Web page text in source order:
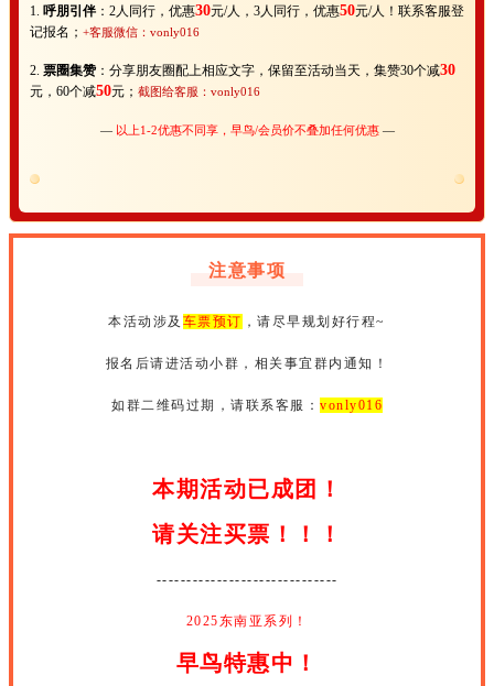
1. 呼朋引伴 ：2人同行，优惠30元/人，3人同行，优惠50元/人！联系客服登
记报名； +客服微信：vonly016
2. 票圈集赞：分享朋友圈配上相应文字，保留至活动当天，集赞30个减30
元，60个减50元； 截图给客服：vonly016
— 以上1-2优惠不同享，早鸟/会员价不叠加任何优惠—
注意事项
本活动涉及 车票预订 ，请尽早规划好行程~
报名后请进活动小群，相关事宜群内通知！
如群二维码过期，请联系客服： vonly016
本期活动已成团！
请关注买票！！！
------------------------------
2025东南亚系列！
早鸟特惠中！